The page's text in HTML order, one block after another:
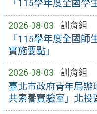
「115學年度全國學
2026-08-03 訓育組
「115學年度全國師
實施要點」
2026-08-03 訓育組
臺北市政府青年局
共素養實驗室」北投